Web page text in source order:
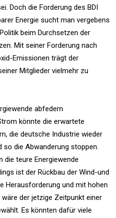
Doch die Forderung des BDI
Energie sucht man vergebens
beim Durchsetzen der
Mit seiner Forderung nach
Emissionen trägt der
Mitglieder vielmehr zu
abfedern
könnte die erwartete
die deutsche Industrie wieder
die Abwanderung stoppen.
die teure Energiewende
ist der Rückbau der Wind-und
Herausforderung und mit hohen
der jetzige Zeitpunkt einer
Es könnten dafür viele